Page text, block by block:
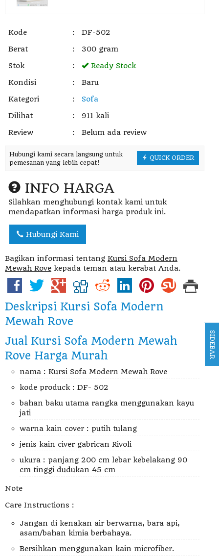
Kode :
DF-502
Berat
:
300 gram
Stok
:
Ready Stock
Kondisi
:
Baru
Kategori
:
Sofa
Dilihat
:
911 kali
Review
: Belum ada review
QUICK ORDER
Hubungi kami secara langsung untuk
pemesanan yang lebih cepat!
INFO HARGA
Silahkan menghubungi kontak kami untuk
mendapatkan informasi harga produk ini.
Hubungi Kami
Bagikan informasi tentang Kursi Sofa Modern
Mewah Rove kepada teman atau kerabat Anda.
Deskripsi Kursi Sofa Modern
Mewah Rove
Jual Kursi Sofa Modern Mewah
Rove Harga Murah
nama : Kursi Sofa Modern Mewah Rove
kode produck : DF- 502
bahan baku utama rangka menggunakan kayu
jati
warna kain cover : putih tulang
jenis kain civer gabrican Rivoli
ukura : panjang 200 cm lebar kebelakang 90
cm tinggi dudukan 45 cm
Note
Care Instructions :
Jangan di kenakan air berwarna, bara api,
asam/bahan kimia berbahaya.
Bersihkan menggunakan kain microfiber.
SIDEBAR